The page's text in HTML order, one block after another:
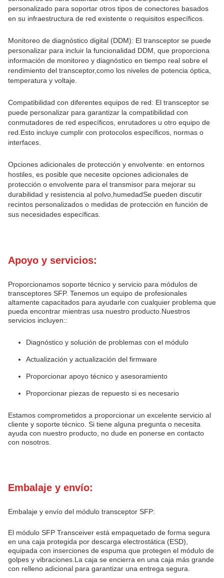
personalizado para soportar otros tipos de conectores basados
en su infraestructura de red existente o requisitos específicos.
Monitoreo de diagnóstico digital (DDM): El transceptor se puede
personalizar para incluir la funcionalidad DDM, que proporciona
información de monitoreo y diagnóstico en tiempo real sobre el
rendimiento del transceptor,como los niveles de potencia óptica,
temperatura y voltaje.
Compatibilidad con diferentes equipos de red: El transceptor se
puede personalizar para garantizar la compatibilidad con
conmutadores de red específicos, enrutadores u otro equipo de
red.Esto incluye cumplir con protocolos específicos, normas o
interfaces.
Opciones adicionales de protección y envolvente: en entornos
hostiles, es posible que necesite opciones adicionales de
protección o envolvente para el transmisor para mejorar su
durabilidad y resistencia al polvo,humedadSe pueden discutir
recintos personalizados o medidas de protección en función de
sus necesidades específicas.
Apoyo y servicios:
Proporcionamos soporte técnico y servicio para módulos de
transceptores SFP. Tenemos un equipo de profesionales
altamente capacitados para ayudarle con cualquier problema que
pueda encontrar mientras usa nuestro producto.Nuestros
servicios incluyen::
Diagnóstico y solución de problemas con el módulo
Actualización y actualización del firmware
Proporcionar apoyo técnico y asesoramiento
Proporcionar piezas de repuesto si es necesario
Estamos comprometidos a proporcionar un excelente servicio al
cliente y soporte técnico. Si tiene alguna pregunta o necesita
ayuda con nuestro producto, no dude en ponerse en contacto
con nosotros.
Embalaje y envío:
Embalaje y envío del módulo transceptor SFP:
El módulo SFP Transceiver está empaquetado de forma segura
en una caja protegida por descarga electrostática (ESD),
equipada con inserciones de espuma que protegen el módulo de
golpes y vibraciones.La caja se encierra en una caja más grande
con relleno adicional para garantizar una entrega segura.